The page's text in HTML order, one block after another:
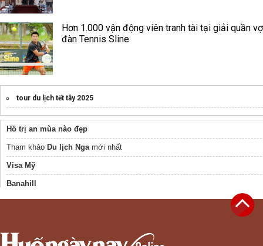
Hơn 1.000 vận động viên tranh tài tại giải quần
đàn Tennis Sline
tour du lịch tết tây 2025
Hồ trị an mùa nào đẹp
Tham khảo Du lịch Nga mới nhất
Visa Mỹ
Banahill